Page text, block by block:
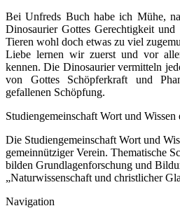
Bei Unfreds Buch habe ich Mühe,
Dinosaurier Gottes Gerechtigkeit
Tieren wohl doch etwas zu viel
Liebe lernen wir zuerst und vor
kennen. Die Dinosaurier vermitteln
von Gottes Schöpferkraft und
gefallenen Schöpfung.
Studiengemeinschaft Wort und Wissen
Die Studiengemeinschaft Wort und
gemeinnütziger Verein. Thematische
bilden Grundlagenforschung und
„Naturwissenschaft und christlicher
Navigation